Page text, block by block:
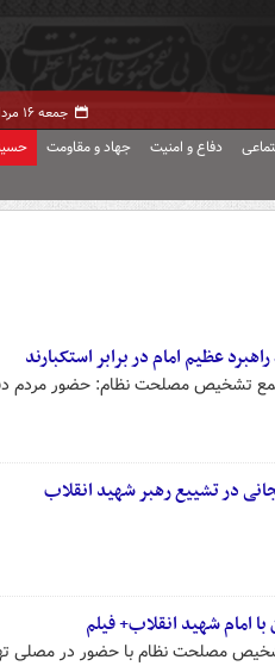
جمعه ۱۶ مرداد ۱۴۰۵ -
دفاع و امنیت جهاد و مقاومت
عظیم امام در برابر استکبارند
تشخیص مصلحت نظام: حضور مردم
در تشییع رهبر شهید انقلاب
امام شهید انقلاب+ فیلم
مصلحت نظام با حضور در مصلی